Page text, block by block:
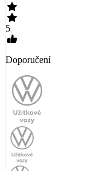
5
Doporučení